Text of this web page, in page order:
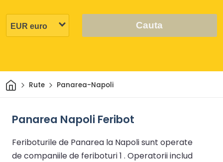
Cauta
AcasăRute Panarea-Napoli
Panarea Napoli Feribot
Feriboturile de Panarea la Napoli sunt operate
de companiile de feriboturi 1 . Operatorii includ